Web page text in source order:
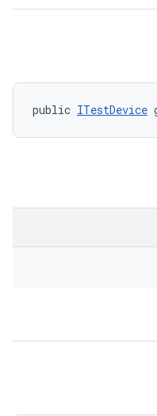
public ITestDevice